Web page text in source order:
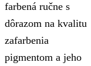
farbená ručne s
dôrazom na kvalitu
zafarbenia
pigmentom a jeho